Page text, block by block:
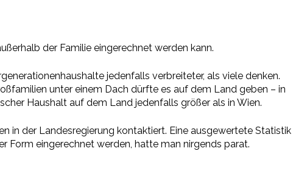
der Familie eingerechnet werden kann.
jedenfalls verbreiteter, als viele denken.
unter einem Dach dürfte es auf dem Land geben – in
Haushalt auf dem Land jedenfalls größer als in Wien.
in der Landesregierung kontaktiert. Eine ausgewertete Statistik
Form eingerechnet werden, hatte man nirgends parat.